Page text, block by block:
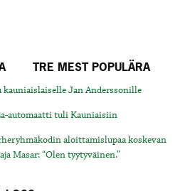
TRE MEST POPULÄRA
Jan Anderssonille
automaatti tuli Kauniaisiin
aloittamislupaa koskevan
Masar: “Olen tyytyväinen.”